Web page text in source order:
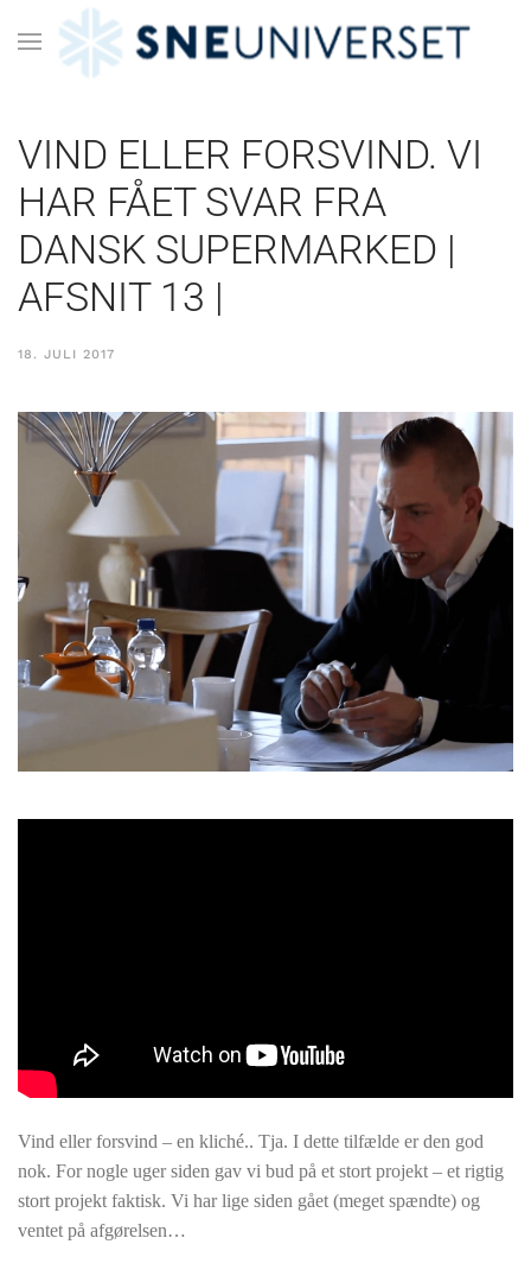
VIND ELLER FORSVIND. VI
HAR FÅET SVAR FRA
DANSK SUPERMARKED |
AFSNIT 13 |
18. JULI 2017
Vind eller forsvind – en kliché.. Tja. I dette tilfælde er den god
nok. For nogle uger siden gav vi bud på et stort projekt – et rigtig
stort projekt faktisk. Vi har lige siden gået (meget spændte) og
ventet på afgørelsen…